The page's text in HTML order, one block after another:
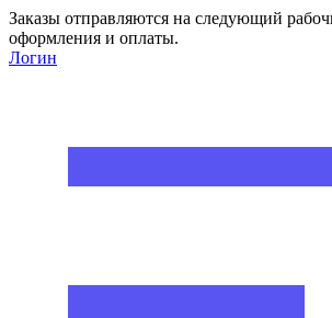
Заказы отправляются на следующий
оформления и оплаты.
Логин